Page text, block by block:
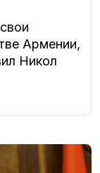
Армении,
Никол